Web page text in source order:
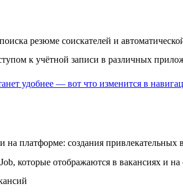
резюме соискателей и
к учётной записи в различных
платформе: создания привлекательных
которые отображаются в вакансиях и